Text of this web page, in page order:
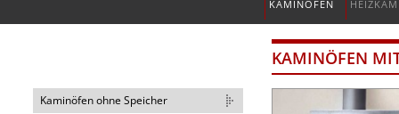
KAMINÖFEN
Kaminöfen ohne Speicher
KAMINÖFEN